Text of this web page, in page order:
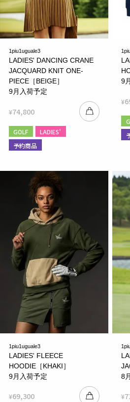
1piu1uguale3
LADIES' DANCING CRANE
JACQUARD KNIT ONE-
PIECE［BEIGE］
9月入荷予定
¥74,800
GOLF
LADIES'
予約商品
9
¥
1piu1uguale3
LADIES' FLEECE
HOODIE［KHAKI］
9月入荷予定
¥69,300
8
¥